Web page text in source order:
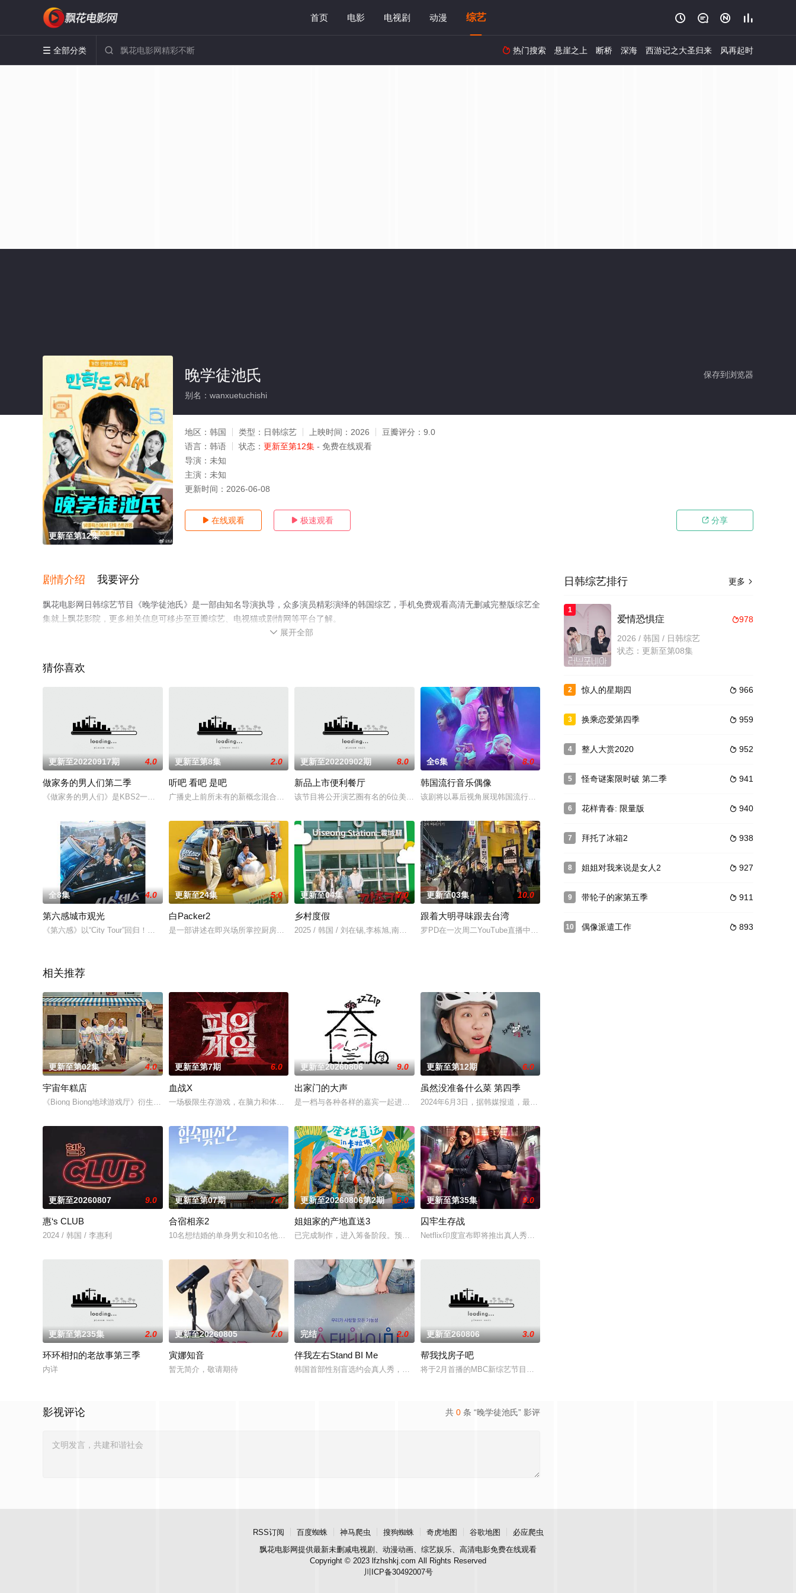
首页 电影 电视剧 动漫 综艺    
 全部分类   热门搜索 悬崖之上 断桥 深海 西游记之大圣归来 风再起时
更新至第12集
保存到浏览器
晚学徒池氏
别名：wanxuetuchishi
地区： 韩国 类型： 日韩综艺 上映时间： 2026 豆瓣评分： 9.0
语言： 韩语 状态： 更新至第12集 - 免费在线观看
导演： 未知
主演： 未知
更新时间： 2026-06-08
 在线观看  极速观看  分享
剧情介绍 我要评分
飘花电影网日韩综艺节目《晚学徒池氏》是一部由知名导演执导，众多演员精彩演绎的韩国综艺，手机免费观看高清无删减完整版综艺全
集就上飘花影院，更多相关信息可移步至豆瓣综艺、电视猫或剧情网等平台了解。
 展开全部
猜你喜欢
更新至20220917期 4.0
做家务的男人们第二季
《做家务的男人们》是KBS2一档观展现男人们在家里做家务的样子的观察真人秀。
更新至第8集 2.0
听吧 看吧 是吧
广播史上前所未有的新概念混合叙事节目，将（广播）戏剧和娱乐类型与比戏剧更具戏剧性的非虚构时刻结合在一
更新至20220902期 8.0
新品上市便利餐厅
该节目将公开演艺圈有名的6位美食家明星展开新菜品竞争，最后获得胜利的菜品将实际在全国便利店上市的新概
全6集 8.0
韩国流行音乐偶像
该剧将以幕后视角展现韩国流行音乐星光闪耀的激烈竞争现实，纪录主角分别为Jessi、Cravity和黑
全8集 4.0
第六感城市观光
《第六感》以“City Tour”回归！一场特别的旅行，带你前往SNS上爆红的热门地点和潮流话题的中
更新至24集 5.0
白Packer2
是一部讲述在即兴场所掌控厨房的极限出差料理团节目。演员们将挑战在场所和食客都陌生的现场，在有限的时间
更新至04集 7.0
乡村度假
2025 / 韩国 / 刘在锡,李栋旭,南昶熙,李相二
更新至03集 10.0
跟着大明寻味跟去台湾
罗PD在一次周二YouTube直播中，区别MZ世代而介绍X世代饮食取向，在与网友的互动中谈及演员金大
相关推荐
更新至第02集 4.0
宇宙年糕店
《Biong Biong地球游戏厅》衍生综艺
更新至第7期 6.0
血战X
一场极限生存游戏，在脑力和体力最强的玩家之间回归团战
更新至20260806 9.0
出家门的大声
是一档与各种各样的嘉宾一起进行的户外脱口秀节目。大声通过每集都会与不同的嘉宾聊天，展现他们之间特有的
更新至第12期 6.0
虽然没准备什么菜 第四季
2024年6月3日，据韩媒报道，最近《虽没菜》为了制作第三季而开始策划。 和上一季一样，主持人是歌手
更新至20260807 9.0
惠‘s CLUB
2024 / 韩国 / 李惠利
更新至第07期 7.0
合宿相亲2
10名想结婚的单身男女和10名他们的母亲一起合住了6天5夜，为了“结婚”的一个目标而奔跑。
更新至20260806第2期 5.0
姐姐家的产地直送3
已完成制作，进入筹备阶段。预计将于明年初开拍，并于下半年播出。
更新至第35集 9.0
囚牢生存战
Netflix印度宣布即将推出真人秀节目《Lock Up》。制作方在分享节目海报时配文道：“准备好，
更新至第235集 2.0
环环相扣的老故事第三季
内详
更新至20260805 7.0
寅娜知音
暂无简介，敬请期待
完结 2.0
伴我左右Stand BI Me
韩国首部性别盲选约会真人秀，展现多样爱情的可能性。 他爱她，他爱他，她爱她。 是兄弟，是姐妹，是情敌
更新至260806 3.0
帮我找房子吧
将于2月首播的MBC新综艺节目《帮我找房吧》是综艺史上首个房地产真人秀，节目中朴娜莱和金淑将作为队长
共 0 条 “晚学徒池氏” 影评
影视评论
更多 
日韩综艺排行
1
978
爱情恐惧症
2026 / 韩国 / 日韩综艺
状态：更新至第08集
2  966
惊人的星期四
3  959
换乘恋爱第四季
4  952
整人大赏2020
5  941
怪奇谜案限时破 第二季
6  940
花样青春: 限量版
7  938
拜托了冰箱2
8  927
姐姐对我来说是女人2
9  911
带轮子的家第五季
10  893
偶像派遣工作
RSS订阅 百度蜘蛛 神马爬虫 搜狗蜘蛛 奇虎地图 谷歌地图
必应爬虫
飘花电影网提供最新未删减电视剧、动漫动画、综艺娱乐、高清电影免费在线观看
Copyright © 2023 lfzhshkj.com All Rights Reserved
川ICP备30492007号